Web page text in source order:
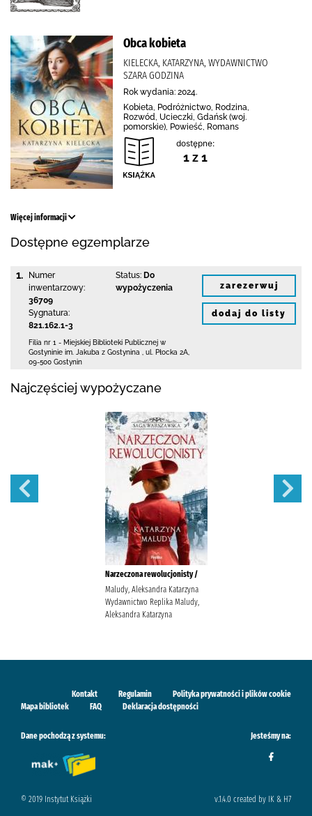
Obca kobieta
KIELECKA, KATARZYNA, WYDAWNICTWO
SZARA GODZINA
Rok wydania: 2024.
Kobieta, Podróżnictwo, Rodzina,
Rozwód, Ucieczki, Gdańsk (woj.
pomorskie), Powieść, Romans
dostępne:
1 z 1
Więcej informacji
Dostępne egzemplarze
1.
Numer
inwentarzowy:
36709
Sygnatura:
821.162.1-3
Status: Do
wypożyczenia
Filia nr 1 - Miejskiej Biblioteki Publicznej w
Gostyninie im. Jakuba z Gostynina
ul. Płocka 2A
09-500 Gostynin
zarezerwuj
dodaj do listy
Najczęściej wypożyczane
Narzeczona rewolucjonisty /
Maludy, Aleksandra Katarzyna
Wydawnictwo Replika Maludy,
Aleksandra Katarzyna
Kontakt Regulamin
Polityka prywatności i plików cookie
Mapa bibliotek
FAQ Deklaracja dostępności
Dane pochodzą z systemu: Jesteśmy na:
© 2019 Instytut Książki v.1.4.0 created by IK & H7